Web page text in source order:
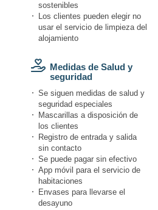
sostenibles
Los clientes pueden elegir no
usar el servicio de limpieza del
alojamiento
Medidas de Salud y
seguridad
Se siguen medidas de salud y
seguridad especiales
Mascarillas a disposición de
los clientes
Registro de entrada y salida
sin contacto
Se puede pagar sin efectivo
App móvil para el servicio de
habitaciones
Envases para llevarse el
desayuno